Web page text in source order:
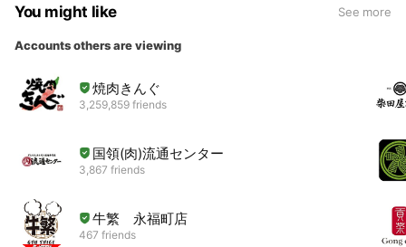
You might like See more
Accounts others are viewing
焼肉きんぐ
3,259,859 friends
国領(肉)流通センター
3,867 friends
牛繁 永福町店
467 friends